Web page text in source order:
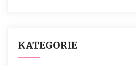
KATEGORIE